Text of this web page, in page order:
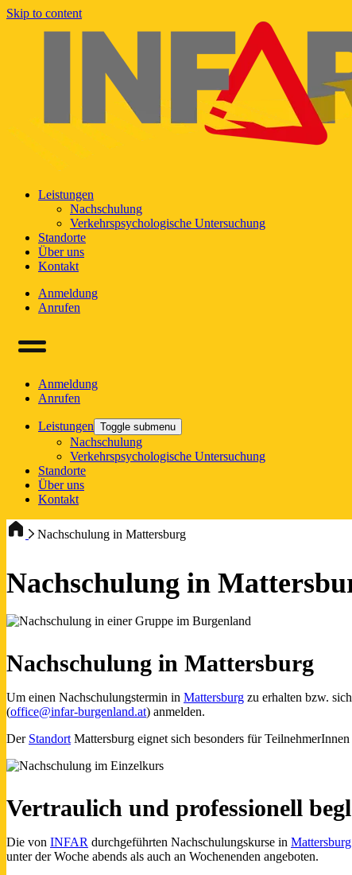
Skip to content
Leistungen
Nachschulung
Verkehrspsychologische Untersuchung
Standorte
Über uns
Kontakt
Anmeldung
Anrufen
Anmeldung
Anrufen
Leistungen Toggle submenu
Nachschulung
Verkehrspsychologische Untersuchung
Standorte
Über uns
Kontakt
Nachschulung in Mattersburg
Nachschulung in
Nachschulung in Mattersburg
Um einen Nachschulungstermin in Mattersburg zu erhalten bzw.
(office@infar-burgenland.at) anmelden.
Der Standort Mattersburg eignet sich besonders für
Vertraulich und professionell
Die von INFAR durchgeführten Nachschulungskurse in Mattersburg
unter der Woche abends als auch an Wochenenden angeboten.